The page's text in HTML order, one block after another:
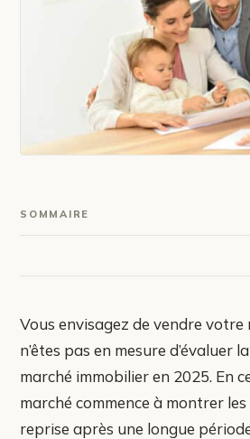
SOMMAIRE
Vous envisagez de vendre votre
n’êtes pas en mesure d’évaluer
marché immobilier en 2025. En
marché commence à montrer
reprise après une longue